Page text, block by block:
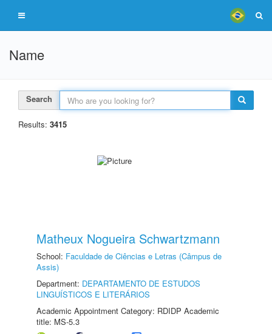
Name
Search
Results: 3415
Matheux Nogueira Schwartzmann
School: Faculdade de Ciências e Letras (Câmpus de
Assis)
Department: DEPARTAMENTO DE ESTUDOS
LINGUÍSTICOS E LITERÁRIOS
Academic Appointment Category: RDIDP Academic
title: MS-5.3